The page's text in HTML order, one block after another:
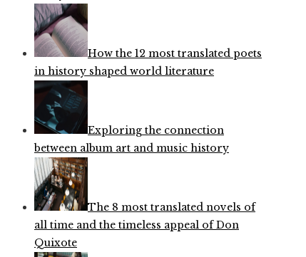
How the 12 most translated poets
in history shaped world literature
Exploring the connection
between album art and music history
The 8 most translated novels of
all time and the timeless appeal of Don
Quixote